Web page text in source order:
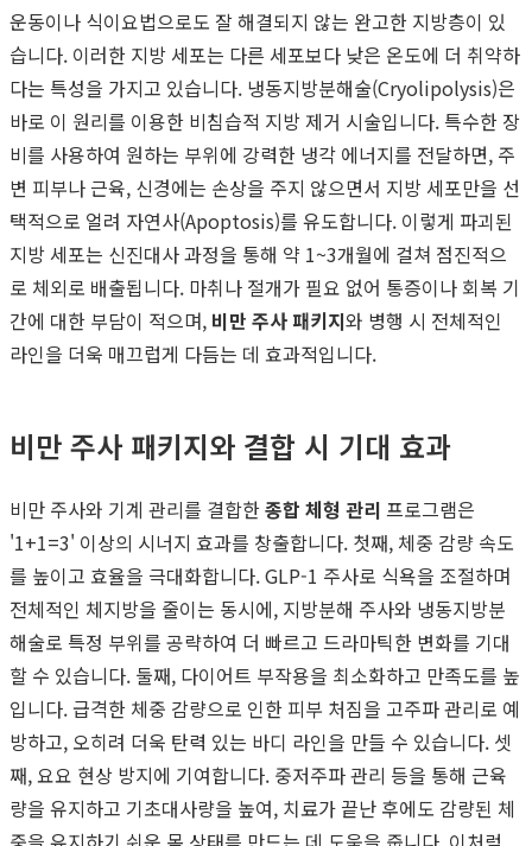
운동이나 식이요법으로도 잘 해결되지 않는 완고한 지방층이 있
습니다. 이러한 지방 세포는 다른 세포보다 낮은 온도에 더 취약하
다는 특성을 가지고 있습니다. 냉동지방분해술(Cryolipolysis)은
바로 이 원리를 이용한 비침습적 지방 제거 시술입니다. 특수한 장
비를 사용하여 원하는 부위에 강력한 냉각 에너지를 전달하면, 주
변 피부나 근육, 신경에는 손상을 주지 않으면서 지방 세포만을 선
택적으로 얼려 자연사(Apoptosis)를 유도합니다. 이렇게 파괴된
지방 세포는 신진대사 과정을 통해 약 1~3개월에 걸쳐 점진적으
로 체외로 배출됩니다. 마취나 절개가 필요 없어 통증이나 회복 기
간에 대한 부담이 적으며, 비만 주사 패키지와 병행 시 전체적인
라인을 더욱 매끄럽게 다듬는 데 효과적입니다.
비만 주사 패키지와 결합 시 기대 효과
비만 주사와 기계 관리를 결합한종합 체형 관리 프로그램은
'1+1=3' 이상의 시너지 효과를 창출합니다. 첫째, 체중 감량 속도
를 높이고 효율을 극대화합니다. GLP-1 주사로 식욕을 조절하며
전체적인 체지방을 줄이는 동시에, 지방분해 주사와 냉동지방분
해술로 특정 부위를 공략하여 더 빠르고 드라마틱한 변화를 기대
할 수 있습니다. 둘째, 다이어트 부작용을 최소화하고 만족도를 높
입니다. 급격한 체중 감량으로 인한 피부 처짐을 고주파 관리로 예
방하고, 오히려 더욱 탄력 있는 바디 라인을 만들 수 있습니다. 셋
째, 요요 현상 방지에 기여합니다. 중저주파 관리 등을 통해 근육
량을 유지하고 기초대사량을 높여, 치료가 끝난 후에도 감량된 체